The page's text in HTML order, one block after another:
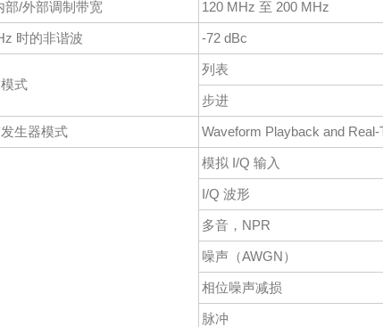
部/外部调制带宽 120 MHz 至 200 MHz
时的非谐波 -72 dBc
式
列表
步进
生器模式 Waveform Playback and Real-
模拟 I/Q 输入
I/Q 波形
多音，NPR
噪声（AWGN）
相位噪声减损
脉冲